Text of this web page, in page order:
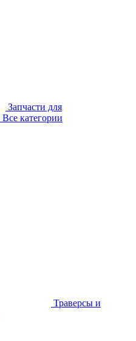
Запчасти для
Все категории
Траверсы и